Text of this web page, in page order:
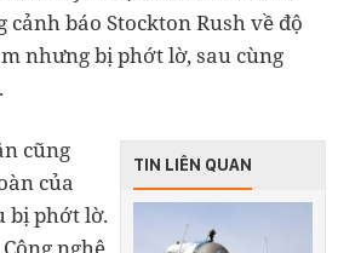
cảnh báo Stockton Rush về độ
nhưng bị phớt lờ, sau cùng
TIN LIÊN QUAN
cũng
của
bị phớt lờ.